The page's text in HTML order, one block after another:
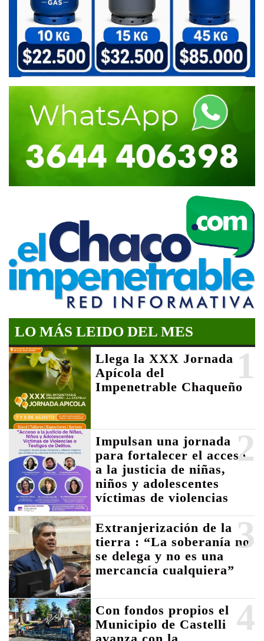
LO MÁS LEIDO DEL MES
1
Llega la XXX Jornada
Apícola del
Impenetrable Chaqueño
2
Impulsan una jornada
para fortalecer el acceso
a la justicia de niñas,
niños y adolescentes
víctimas de violencias
3
Extranjerización de la
tierra : “La soberanía no
se delega y no es una
mercancía cualquiera”
4
Con fondos propios el
Municipio de Castelli